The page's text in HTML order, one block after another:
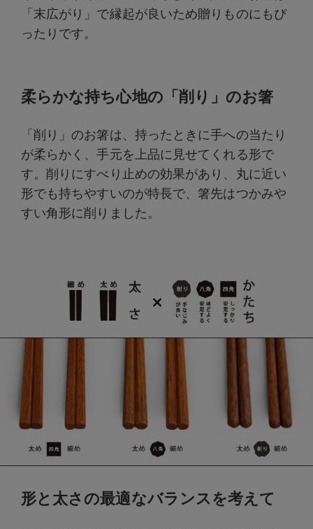
「末広がり」で縁起が良いため贈りものにもぴ
ったりです。
柔らかな持ち心地の「削り」のお箸
「削り」のお箸は、持ったときに手への当たり
が柔らかく、手元を上品に見せてくれる形で
す。削りにすべり止めの効果があり、丸に近い
形でも持ちやすいのが特長で、箸先はつかみや
すい角形に削りました。
形と太さの最適なバランスを考えて